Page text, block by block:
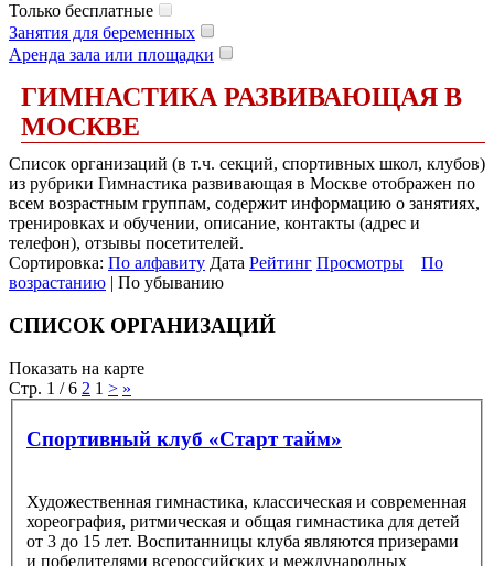
Только бесплатные
Занятия для беременных
Аренда зала или площадки
ГИМНАСТИКА РАЗВИВАЮЩАЯ В
МОСКВЕ
Список организаций (в т.ч. секций, спортивных школ, клубов)
из рубрики Гимнастика развивающая в Москве отображен по
всем возрастным группам, содержит информацию о занятиях,
тренировках и обучении, описание, контакты (адрес и
телефон), отзывы посетителей.
Сортировка: По алфавиту Дата Рейтинг Просмотры
По
возрастанию | По убыванию
СПИСОК ОРГАНИЗАЦИЙ
Показать на карте
Стр. 1 / 6 2 1 > »
Спортивный клуб «Старт тайм»
Художественная гимнастика, классическая и современная
хореография, ритмическая и общая гимнастика для детей
от 3 до 15 лет. Воспитанницы клуба являются призерами
и победителями всероссийских и международных